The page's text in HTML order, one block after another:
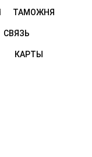
ТАМОЖНЯ
СВЯЗЬ
КАРТЫ